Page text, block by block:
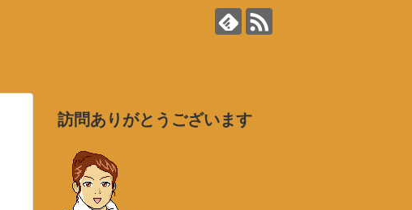
訪問ありがとうございます